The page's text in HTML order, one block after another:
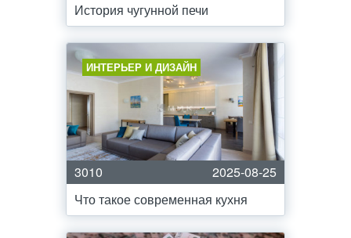
История чугунной печи
ИНТЕРЬЕР И ДИЗАЙН
3010
2025-08-25
Что такое современная кухня